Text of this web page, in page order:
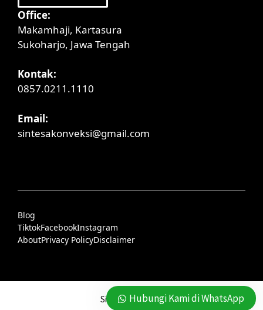
Office:
Makamhaji, Kartasura
Sukoharjo, Jawa Tengah
Kontak:
0857.0211.1110
Email:
sintesakonveksi@gmail.com
Blog
TiktokFacebookInstagram
AboutPrivacy PolicyDisclaimer
Sintesa Konveksi
Hubungi Kami di WhatsApp